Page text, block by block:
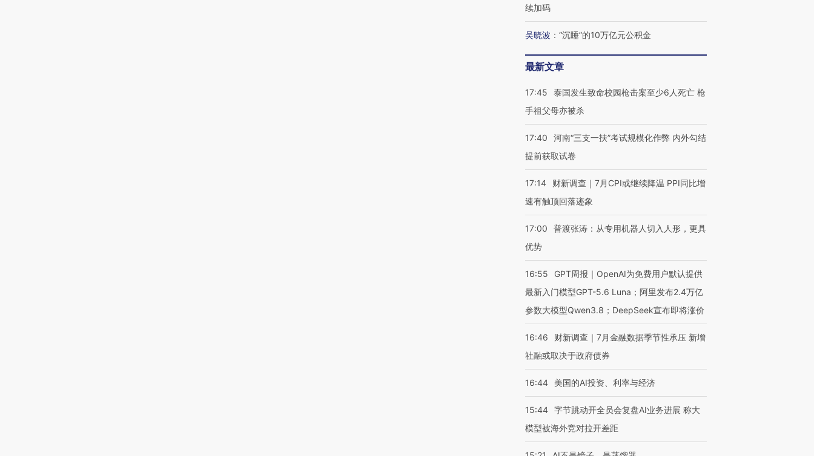
续加码
吴晓波 ： “沉睡”的10万亿元公积金
最新文章
17:45
泰国发生致命校园枪击案至少6人死亡 枪
手祖父母亦被杀
17:40
河南“三支一扶”考试规模化作弊 内外勾结
提前获取试卷
17:14
财新调查｜7月CPI或继续降温 PPI同比增
速有触顶回落迹象
17:00
普渡张涛：从专用机器人切入人形，更具
优势
16:55
GPT周报｜OpenAI为免费用户默认提供
最新入门模型GPT-5.6 Luna；阿里发布2.4万亿
参数大模型Qwen3.8；DeepSeek宣布即将涨价
16:46
财新调查｜7月金融数据季节性承压 新增
社融或取决于政府债券
16:44 美国的AI投资、利率与经济
15:44 字节跳动开全员会复盘AI业务进展 称大
模型被海外竞对拉开差距